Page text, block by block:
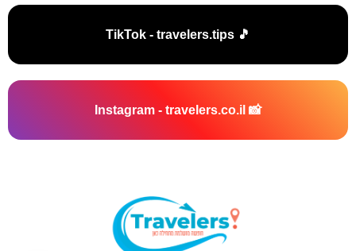
🎵 TikTok - travelers.tips
📸 Instagram - travelers.co.il